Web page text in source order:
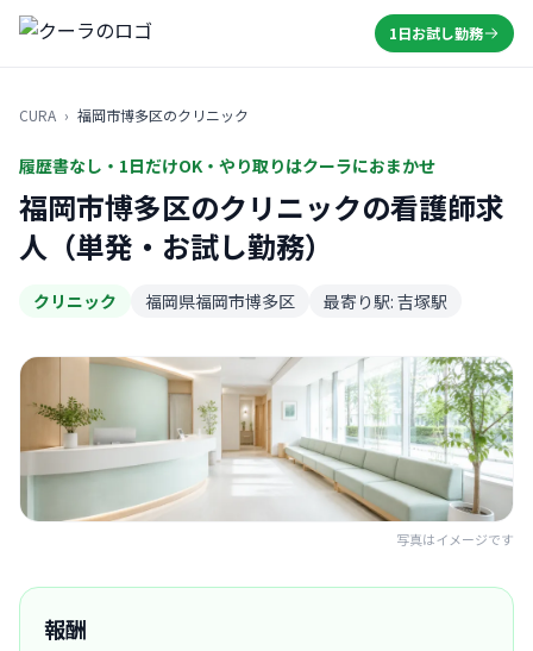
1日お試し勤務
CURA › 福岡市博多区のクリニック
履歴書なし・1日だけOK・やり取りはクーラにおまかせ
福岡市博多区のクリニックの看護師求
人（単発・お試し勤務）
クリニック 福岡県福岡市博多区 最寄り駅: 吉塚駅
写真はイメージです
報酬